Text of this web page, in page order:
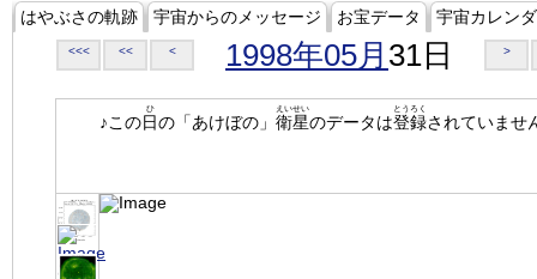
はやぶさの軌跡 宇宙からのメッセージ お宝データ 宇宙カレン
<<< << < 1998年05月 31日 >
♪この日
ひ
の「あけぼの」 衛星
えいせい
のデータは登録
とうろく
されていませ